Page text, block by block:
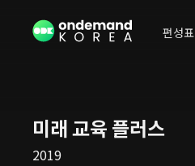
편성표
미래 교육 플러스
2019